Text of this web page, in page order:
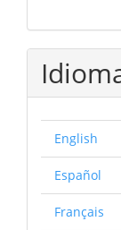
English
Español
Français